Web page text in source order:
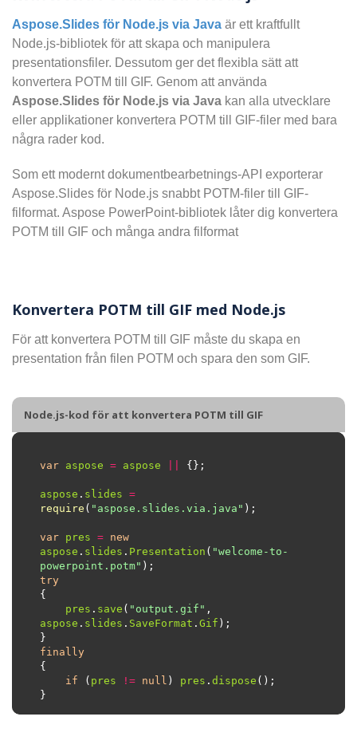
Aspose.Slides för Node.js via Java är ett kraftfullt
Node.js-bibliotek för att skapa och manipulera
presentationsfiler. Dessutom ger det flexibla sätt att
konvertera POTM till GIF. Genom att använda
Aspose.Slides för Node.js via Java kan alla utvecklare
eller applikationer konvertera POTM till GIF-filer med bara
några rader kod.
Som ett modernt dokumentbearbetnings-API exporterar
Aspose.Slides för Node.js snabbt POTM-filer till GIF-
filformat. Aspose PowerPoint-bibliotek låter dig konvertera
POTM till GIF och många andra filformat
Konvertera POTM till GIF med Node.js
För att konvertera POTM till GIF måste du skapa en
presentation från filen POTM och spara den som GIF.
Node.js-kod för att konvertera POTM till GIF
var aspose = aspose
aspose . slides =
require ( "aspose.slides.via.java"
var pres = new
aspose . slides . Presentation ( "welcome-to-
powerpoint.potm"
try
pres . save ( "output.gif"
aspose . slides . SaveFormat . Gif
finally
if ( pres != null ) pres . dispose